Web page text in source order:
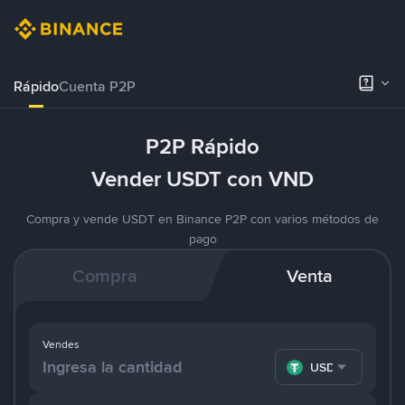
RápidoCuenta P2P
P2P Rápido
Vender USDT con VND
Compra y vende USDT en Binance P2P con varios métodos de
pago
Compra Venta
Vendes
USDT